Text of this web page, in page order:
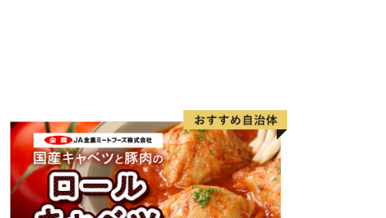
用させていただきます。
は、電子メールの配信やパンフレット等の
合がございます。
送の停止等のご希望がございましたら、都
58-7727、support3@furusato-